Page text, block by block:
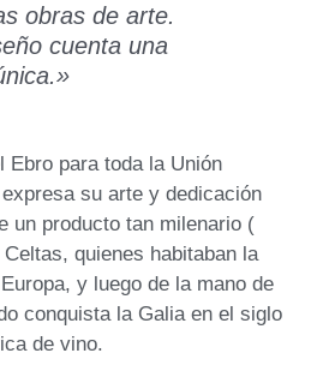
obras de arte.
cuenta una
Ebro para toda la Unión
su arte y dedicación
un producto tan milenario (
quienes habitaban la
y luego de la mano de
conquista la Galia en el siglo
de vino.